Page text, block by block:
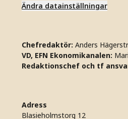
Ändra datainställningar
Chefredaktör: Anders
VD, EFN Ekonomikanalen:
Redaktionschef och tf
Adress
Blasieholmstorg 12